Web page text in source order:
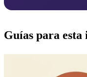
Guías para esta